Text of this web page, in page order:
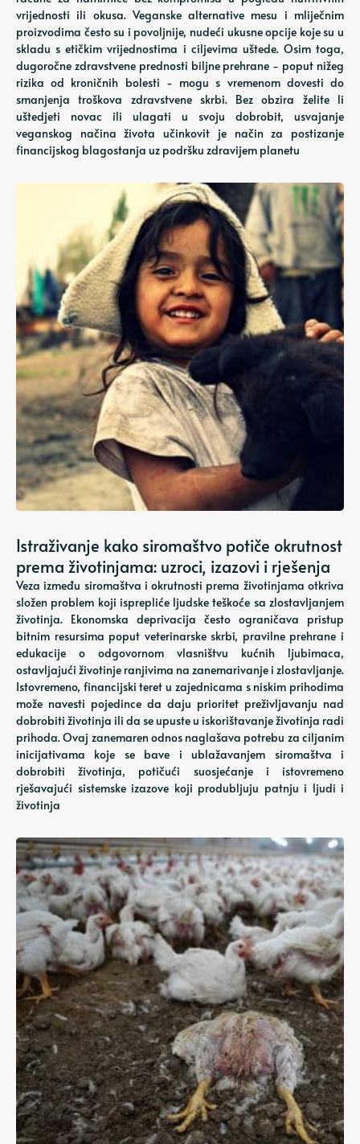
vrijednosti ili okusa. Veganske alternative mesu i mliječnim
proizvodima često su i povoljnije, nudeći ukusne opcije koje su u
skladu s etičkim vrijednostima i ciljevima uštede. Osim toga,
dugoročne zdravstvene prednosti biljne prehrane - poput nižeg
rizika od kroničnih bolesti - mogu s vremenom dovesti do
smanjenja troškova zdravstvene skrbi. Bez obzira želite li
uštedjeti novac ili ulagati u svoju dobrobit, usvajanje
veganskog načina života učinkovit je način za postizanje
financijskog blagostanja uz podršku zdravijem planetu
Istraživanje kako siromaštvo potiče okrutnost
prema životinjama: uzroci, izazovi i rješenja
Veza između siromaštva i okrutnosti prema životinjama otkriva
složen problem koji isprepliće ljudske teškoće sa zlostavljanjem
životinja. Ekonomska deprivacija često ograničava pristup
bitnim resursima poput veterinarske skrbi, pravilne prehrane i
edukacije o odgovornom vlasništvu kućnih ljubimaca,
ostavljajući životinje ranjivima na zanemarivanje i zlostavljanje.
Istovremeno, financijski teret u zajednicama s niskim prihodima
može navesti pojedince da daju prioritet preživljavanju nad
dobrobiti životinja ili da se upuste u iskorištavanje životinja radi
prihoda. Ovaj zanemaren odnos naglašava potrebu za ciljanim
inicijativama koje se bave i ublažavanjem siromaštva i
dobrobiti životinja, potičući suosjećanje i istovremeno
rješavajući sistemske izazove koji produbljuju patnju i ljudi i
životinja